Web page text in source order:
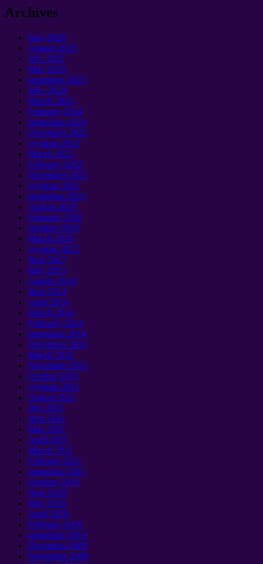
Archives
May 2026
August 2025
July 2025
May 2025
tammikuu 2025
May 2024
March 2024
February 2024
tammikuu 2024
December2022
syyskuu 2022
March 2022
February 2022
December2021
syyskuu 2021
tammikuu 2021
August 2020
February 2020
October2019
March 2018
syyskuu 2017
June 2017
May 2015
August 2014
June 2014
April 2014
March 2014
February 2014
tammikuu 2014
December2012
March 2012
November2011
October2011
syyskuu 2011
August 2011
July 2011
June 2011
May 2011
April 2011
March 2011
February 2011
tammikuu 2011
October2010
June 2010
May 2010
April 2010
February 2010
tammikuu 2010
December2009
November2009